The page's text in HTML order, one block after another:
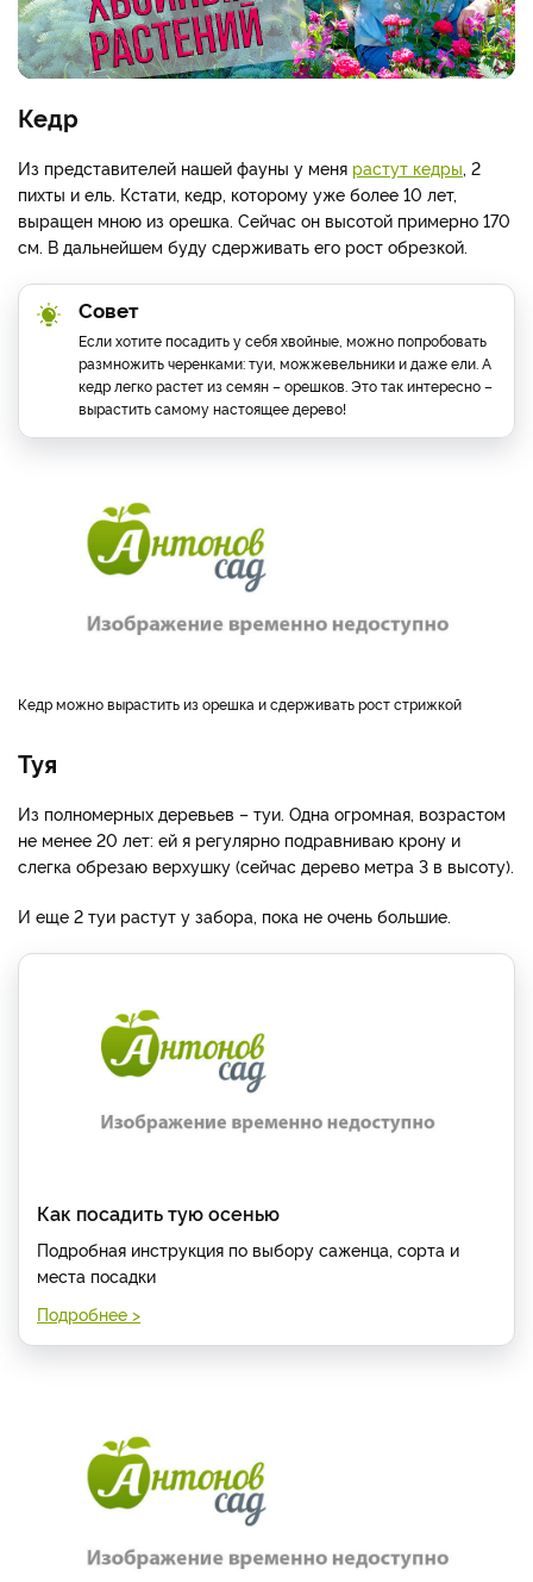
Кедр
Из представителей нашей фауны у меня растут кедры , 2
пихты и ель. Кстати, кедр, которому уже более 10 лет,
выращен мною из орешка. Сейчас он высотой примерно 170
см. В дальнейшем буду сдерживать его рост обрезкой.
Совет
Если хотите посадить у себя хвойные, можно попробовать
размножить черенками: туи, можжевельники и даже ели. А
кедр легко растет из семян – орешков. Это так интересно –
вырастить самому настоящее дерево!
Кедр можно вырастить из орешка и сдерживать рост стрижкой
Туя
Из полномерных деревьев – туи. Одна огромная, возрастом
не менее 20 лет: ей я регулярно подравниваю крону и
слегка обрезаю верхушку (сейчас дерево метра 3 в высоту).
И еще 2 туи растут у забора, пока не очень большие.
Как посадить тую осенью
Подробная инструкция по выбору саженца, сорта и
места посадки
Подробнее >